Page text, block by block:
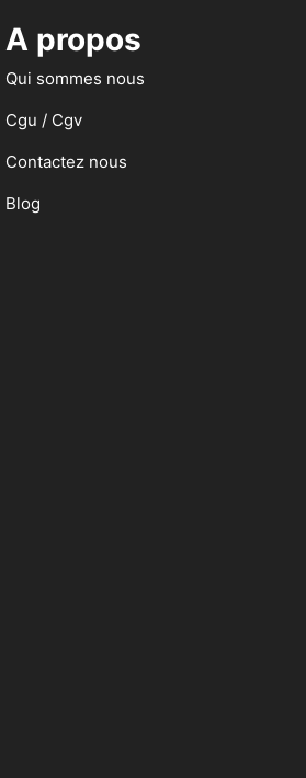
A propos
Qui sommes nous
Cgu / Cgv
Contactez nous
Blog